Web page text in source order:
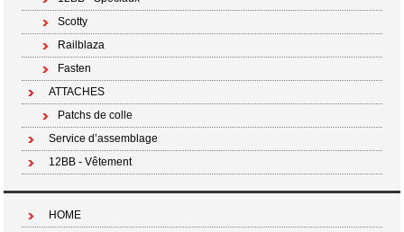
Scotty
Railblaza
Fasten
ATTACHES
Patchs de colle
Service d’assemblage
12BB - Vêtement
HOME